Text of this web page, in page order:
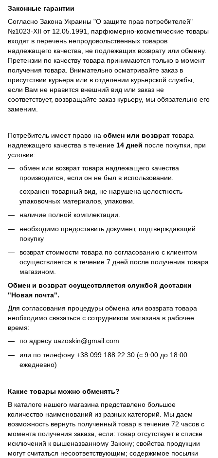
Законные гарантии
Согласно Закона Украины "О защите прав потребителей"
№1023-XII от 12.05.1991, парфюмерно-косметические товары
входят в перечень непродовольственных товаров
надлежащего качества, не подлежащих возврату или обмену.
Претензии по качеству товара принимаются только в момент
получения товара. Внимательно осматривайте заказ в
присутствии курьера или в отделении курьерской службы,
если Вам не нравится внешний вид или заказ не
соответствует, возвращайте заказ курьеру, мы обязательно его
заменим.
Потребитель имеет право на обмен или возврат товара
надлежащего качества в течение 14 дней после покупки, при
условии:
обмен или возврат товара надлежащего качества
производится, если он не был в использовании.
сохранен товарный вид, не нарушена целостность
упаковочных материалов, упаковки.
наличие полной комплектации.
необходимо предоставить документ, подтверждающий
покупку
возврат стоимости товара по согласованию с клиентом
осуществляется в течение 7 дней после получения товара
магазином.
Обмен и возврат осуществляется службой доставки
"Новая почта".
Для согласования процедуры обмена или возврата товара
необходимо связаться с сотрудником магазина в рабочее
время:
по адресу uazoskin@gmail.com
или по телефону +38 099 188 22 30 (с 9:00 до 18:00
ежедневно)
Какие товары можно обменять?
В каталоге нашего магазина представлено большое
количество наименований из разных категорий. Мы даем
возможность вернуть полученный товар в течение 72 часов с
момента получения заказа, если: товар отсутствует в списке
исключений к вышеназванному Закону; свойства продукции
могут считаться несоответствующим; содержимое посылки